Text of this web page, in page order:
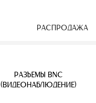
РАСПРОДАЖА
УЛИЧНЫЕ IP КАМЕРЫ
РАЗЪЕМЫ BNC
(ВИДЕОНАБЛЮДЕНИЕ)
КАБЕЛЬ ВИТАЯ ПАРА